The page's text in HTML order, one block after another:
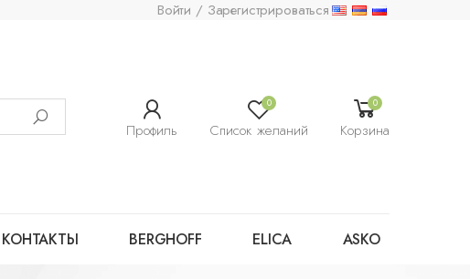
Войти / Зарегистрироваться
Профиль
0
Список желаний
0
Корзина
КОНТАКТЫ BERGHOFF ELICA ASKO